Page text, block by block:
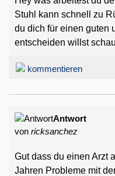
Stuhl kann schnell zu
du dich für einen guten
entscheiden willst
kommentieren
Antwort
von ricksanchez
Gut dass du einen Arzt
Jahren Probleme mit